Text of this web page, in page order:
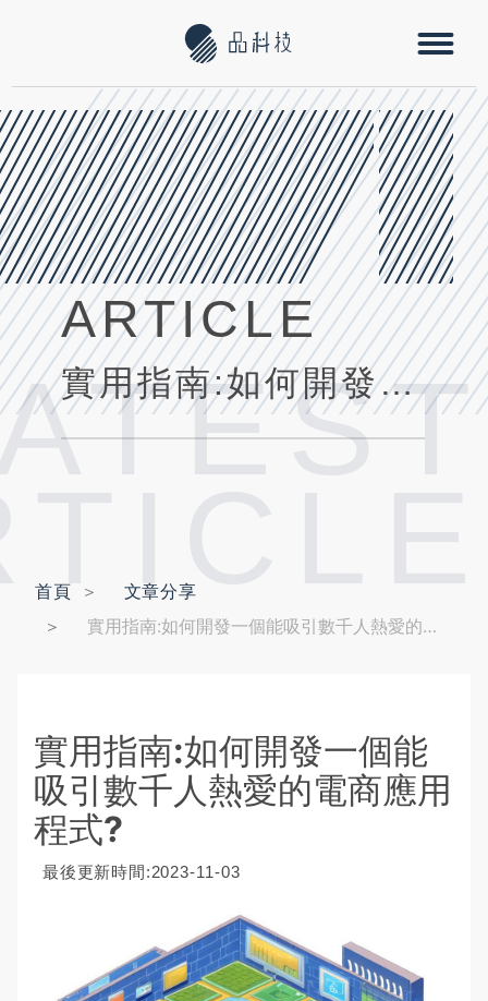
ARTICLE
實用指南:如何開發一個能吸引數千人熱愛的電商應用程式?
首頁
文章分享
實用指南:如何開發一個能吸引數千人熱愛的電商應用程式?
實用指南:如何開發一個能
吸引數千人熱愛的電商應用
程式?
最後更新時間:2023-11-03